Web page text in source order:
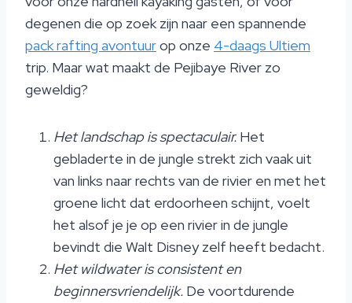
degenen die op zoek zijn naar een spannende
pack rafting avontuurop onze 4-daags Ultiem
trip. Maar wat maakt de Pejibaye River zo
geweldig?
Het landschap is spectaculair. Het
gebladerte in de jungle strekt zich vaak uit
van links naar rechts van de rivier en met het
groene licht dat erdoorheen schijnt, voelt
het alsof je je op een rivier in de jungle
bevindt die Walt Disney zelf heeft bedacht.
Het wildwater is consistent en
beginnersvriendelijk. De voortdurende